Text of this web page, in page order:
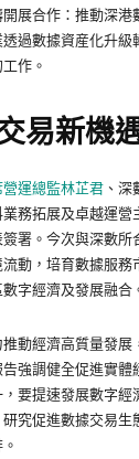
展合作：推動深港
過數據資産化升級
作。
易新機
運總監林芷君 、深
務拓展及卓越運營
署。今次與深數所
動，培育數據服務
字經濟及發展融合
動經濟高質量發展
強調健全促進實體
要提速發展數字經
究促進數據交易生